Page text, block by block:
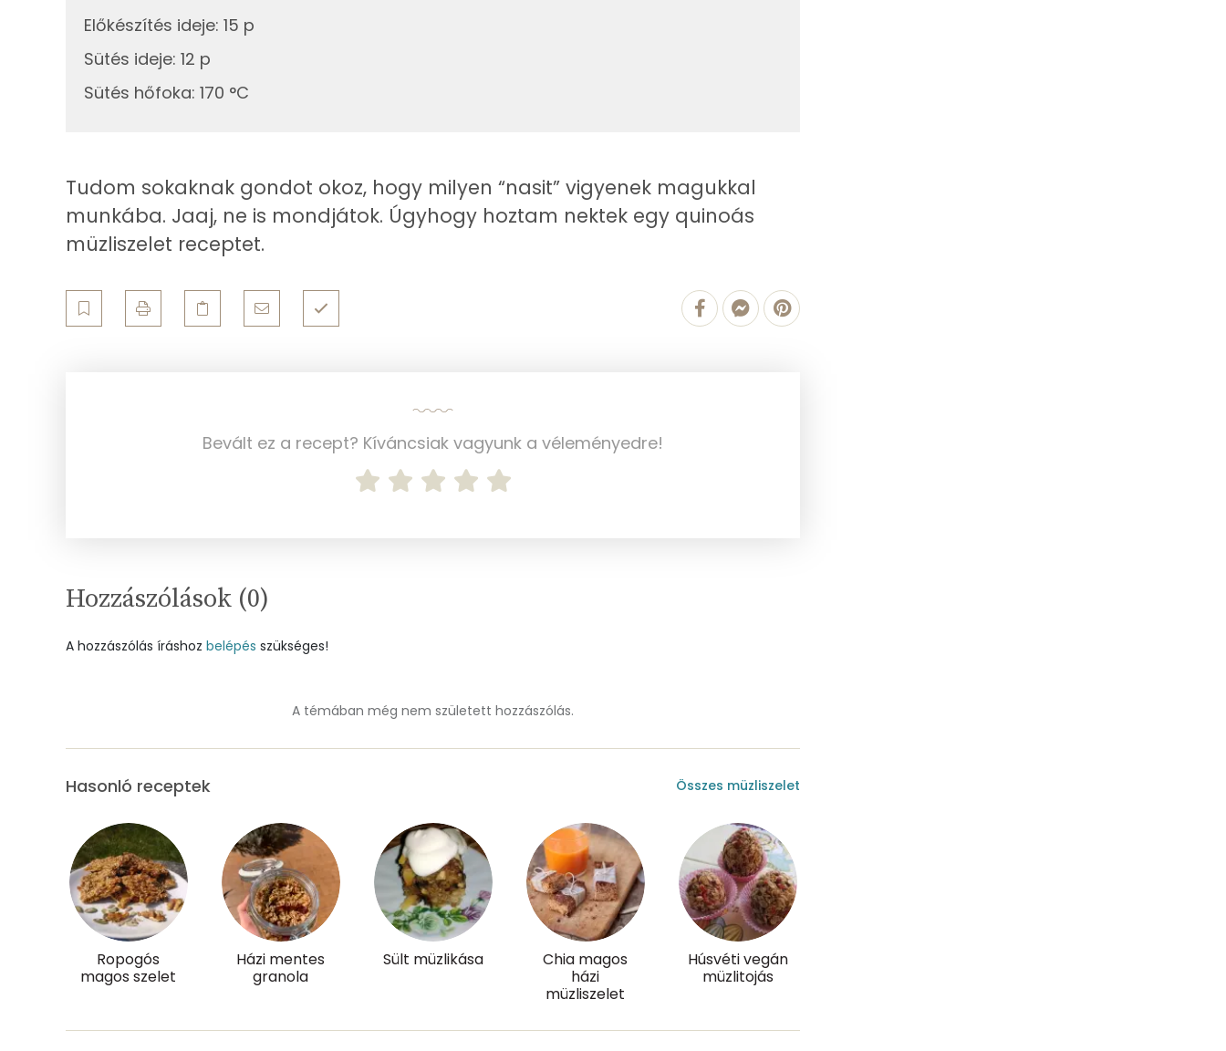
Zsír
Összesen
Többszörösen telítetlen zsírsav
9 g
Koleszterin
Ásványi anyagok
Összesen
1209.6 g
Foszfor
Cukor
40 mg
Élelmi rost
12 mg
Víz
11.9 g
Előkészítés ideje: 15 p
Sütés ideje: 12 p
Sütés hőfoka: 170 °C
Tudom sokaknak gondot okoz, hogy milyen “nasit” vigyenek magukkal
munkába. Jaaj, ne is mondjátok. Úgyhogy hoztam nektek egy quinoás
müzliszelet receptet.
Bevált ez a recept? Kíváncsiak vagyunk a véleményedre!
Hozzászólások (0)
A hozzászólás íráshoz belépés szükséges!
A témában még nem született hozzászólás.
Hasonló receptek Összes müzliszelet
Ropogós
magos szelet
Házi mentes
granola
Sült müzlikása
Chia magos
házi
müzliszelet
Húsvéti vegán
müzlitojás